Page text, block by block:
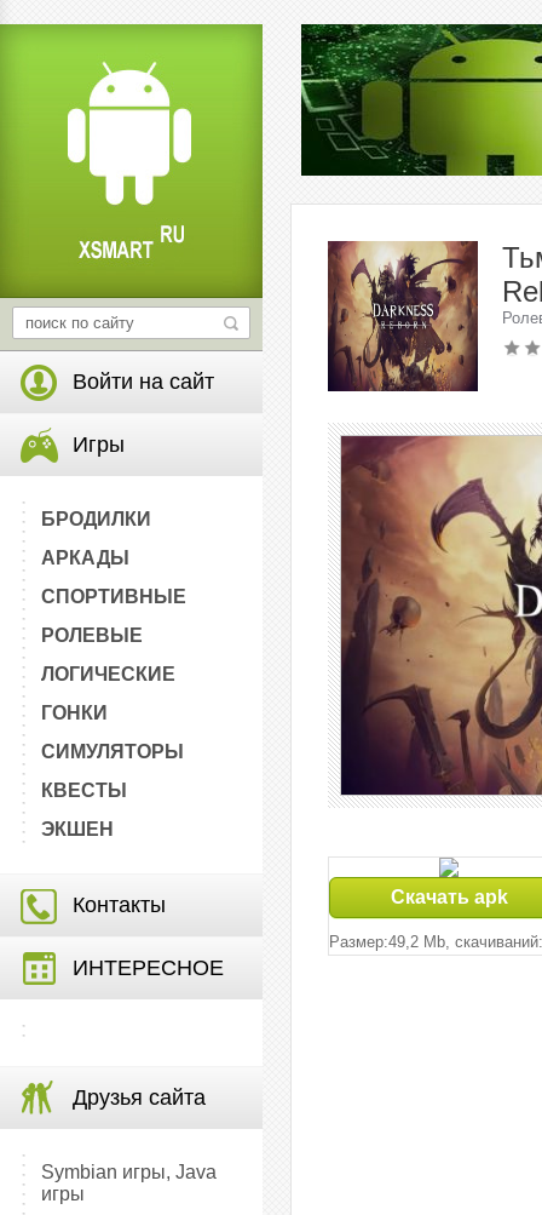
Войти на сайт
Игры
БРОДИЛКИ
АРКАДЫ
СПОРТИВНЫЕ
РОЛЕВЫЕ
ЛОГИЧЕСКИЕ
ГОНКИ
СИМУЛЯТОРЫ
КВЕСТЫ
ЭКШЕН
Контакты
ИНТЕРЕСНОЕ
Друзья сайта
Symbian игры, Java
игры
Скачать apk
Размер:49,2 Mb,